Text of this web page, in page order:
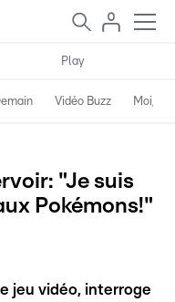
Play
Vidéo Buzz Moi,
"Je suis
Pokémons!"
jeu vidéo, interroge